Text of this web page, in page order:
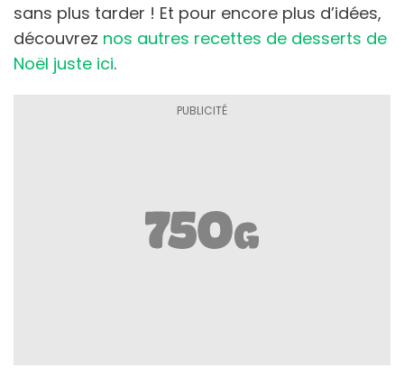
sans plus tarder ! Et pour encore plus d’idées,
découvrez nos autres recettes de desserts de
Noël juste ici.